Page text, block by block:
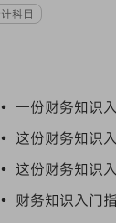
科目
• 一份财务知识
• 这份财务知识
• 这份财务知识
• 财务知识入门